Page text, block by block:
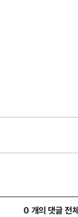
0 개의 댓글 전